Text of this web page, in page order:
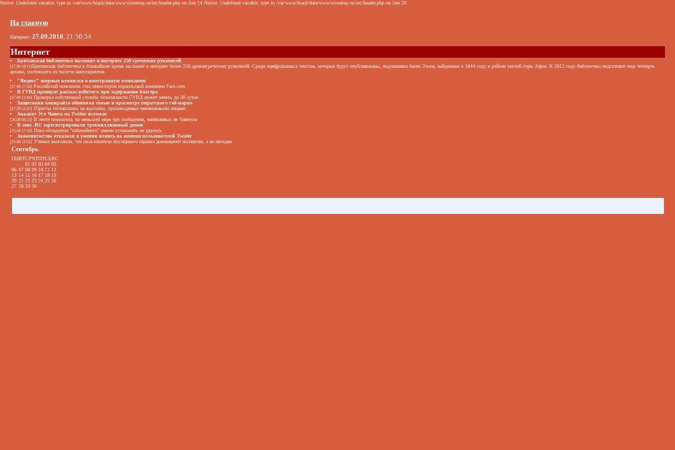
Notice: Undefined variable: type in /var/www/black/data/www/sitesetup.ru/inc/header.php on line 14 Notice: Undefined variable: type in /var/www/black/data/www/sitesetup.ru/inc/header.php on line 20
На главную
Интернет: 27.09.2010, 21:50:54
Интернет
Британская библиотека выложит в интернет 250 греческих рукописей
[27.09 19:11]Британская библиотека в ближайшее время выложит в интернет более 250 древнегреческих рукописей. Среди оцифрованных текстов, которые будут опубликованы, подлинники басен Эзопа, найденные в 1844 году в районе святой горы Афон. К 2012 году библиотека подготовит еще четверть
архива, состоящего из тысячи манускриптов.
"Яндекс" впервые вложился в иностранную компанию
[27.09 17:34] Российский поисковик стал инвестором израильской компании Face.com
В ГУВД проверят рассказ избитого при задержании блогера
[27.09 13:46] Проверка собственной службы безопасности ГУВД может занять до 30 суток
Защитники копирайта обвинили семью в просмотре пиратского гей-порно
[27.09 11:03] Юристы соглашались на выплаты, производимые невиновными лицами
Аккаунт Уго Чавеса на Twitter взломан
[26.09 08:23] В ленте появилось по меньшей мере три сообщения, написанных не Чавесом
В зоне .RU зарегистрировали трехмиллионный домен
[25.09 17:10] Пока обладателя "юбилейного" имени установить не удалось
Знаменитостям отказали в умении влиять на мнения пользователей Twitter
[25.09 13:52] Ученые выяснили, что пользователи поулярного сервиса довеверяют экспертам, а не звездам
Сентябрь
ПНВТСРЧТПТСБВС
01 02 03 04 05
06 07 08 09 10 11 12
13 14 15 16 17 18 19
20 21 22 23 24 25 26
27 28 29 30